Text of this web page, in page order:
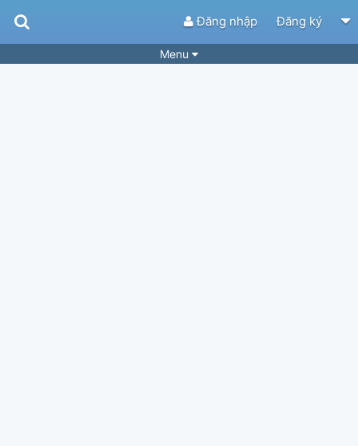
Đăng nhập Đăng ký
Menu